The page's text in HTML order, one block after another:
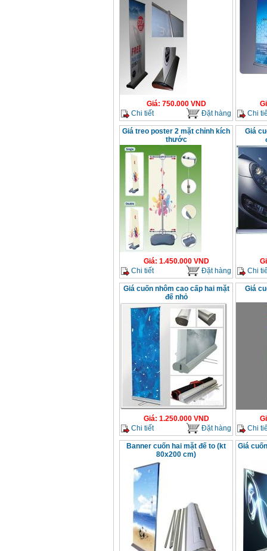
Giá: 750.000VND
Chi tiết
Đặt hàng
Chi
Giá treo poster 2 mặt chỉnh kích
thước
Giá: 1.450.000VND
Chi tiết
Đặt hàng
Giá
Chi
Giá cuốn nhôm cao cấp hai mặt
đế nhỏ
Giá: 1.250.000VND
Chi tiết
Đặt hàng
Giá
Chi
Banner cuốn hai mặt đế to (kt
80x200 cm)
Giá